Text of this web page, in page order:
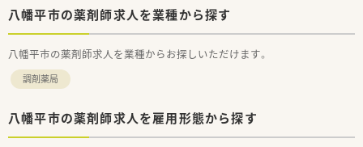
八幡平市の薬剤師求人を業種から探す
八幡平市の薬剤師求人を業種からお探しいただけます。
調剤薬局
八幡平市の薬剤師求人を雇用形態から探す